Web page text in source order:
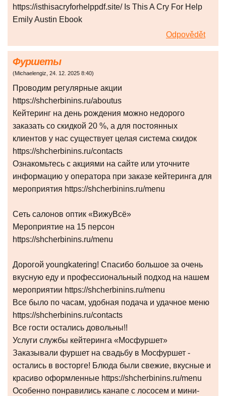
https://isthisacryforhelppdf.site/ Is This A Cry For Help
Emily Austin Ebook
Odpovědět
Фуршеты
(Michaelengiz, 24. 12. 2025 8:40)
Проводим регулярные акции
https://shcherbinins.ru/aboutus
Кейтеринг на день рождения можно недорого
заказать со скидкой 20 %, а для постоянных
клиентов у нас существует целая система скидок
https://shcherbinins.ru/contacts
Ознакомьтесь с акциями на сайте или уточните
информацию у оператора при заказе кейтеринга для
мероприятия https://shcherbinins.ru/menu
Сеть салонов оптик «ВижуВсё»
Мероприятие на 15 персон
https://shcherbinins.ru/menu
Дорогой youngkatering! Спасибо большое за очень
вкусную еду и профессиональный подход на нашем
мероприятии https://shcherbinins.ru/menu
Все было по часам, удобная подача и удачное меню
https://shcherbinins.ru/contacts
Все гости остались довольны!!
Услуги службы кейтеринга «Мосфуршет»
Заказывали фуршет на свадьбу в Мосфуршет -
остались в восторге! Блюда были свежие, вкусные и
красиво оформленные https://shcherbinins.ru/menu
Особенно понравились канапе с лососем и мини-